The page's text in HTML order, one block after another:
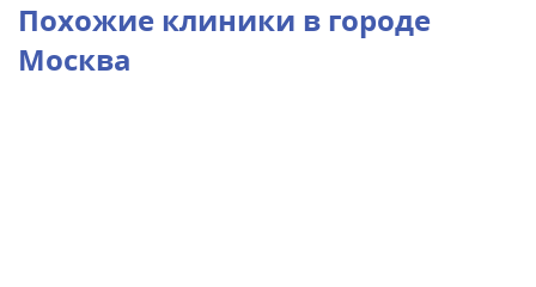
Похожие клиники в городе
Москва